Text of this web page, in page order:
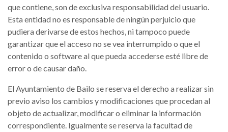
que contiene, son de exclusiva responsabilidad del usuario.
Esta entidad no es responsable de ningún perjuicio que
pudiera derivarse de estos hechos, ni tampoco puede
garantizar que el acceso no se vea interrumpido o que el
contenido o software al que pueda accederse esté libre de
error o de causar daño.
El Ayuntamiento de Bailo se reserva el derecho a realizar sin
previo aviso los cambios y modificaciones que procedan al
objeto de actualizar, modificar o eliminar la información
correspondiente. Igualmente se reserva la facultad de